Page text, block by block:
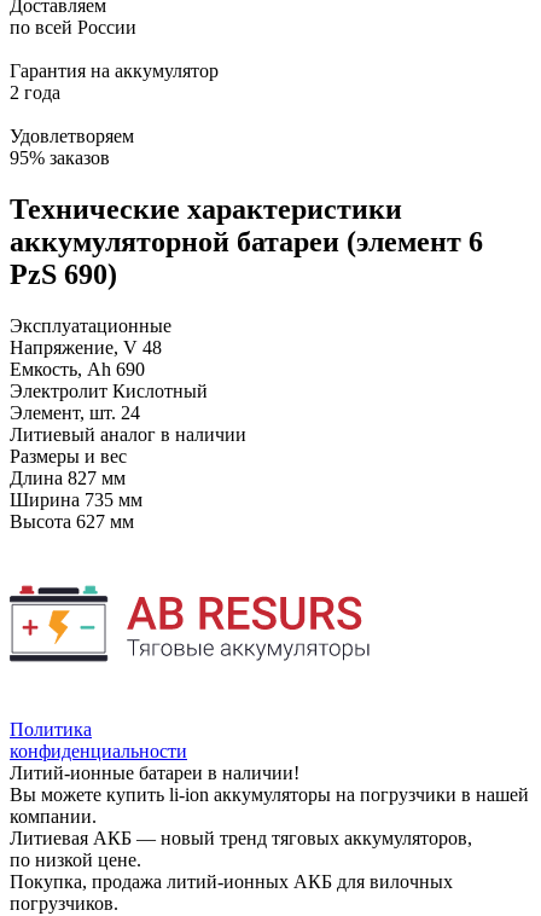
Доставляем
по всей России
Гарантия на аккумулятор
2 года
Удовлетворяем
95% заказов
Технические характеристики
аккумуляторной батареи (элемент 6
PzS 690)
Эксплуатационные
Напряжение, V 48
Емкость, Ah 690
Электролит Кислотный
Элемент, шт. 24
Литиевый аналог в наличии
Размеры и вес
Длина 827 мм
Ширина 735 мм
Высота 627 мм
Политика
конфиденциальности
Литий-ионные батареи в наличии!
Вы можете купить li-ion аккумуляторы на погрузчики в нашей
компании.
Литиевая АКБ — новый тренд тяговых аккумуляторов,
по низкой цене.
Покупка, продажа литий-ионных АКБ для вилочных
погрузчиков.